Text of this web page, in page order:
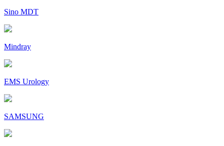
Sino MDT
Mindray
EMS Urology
SAMSUNG